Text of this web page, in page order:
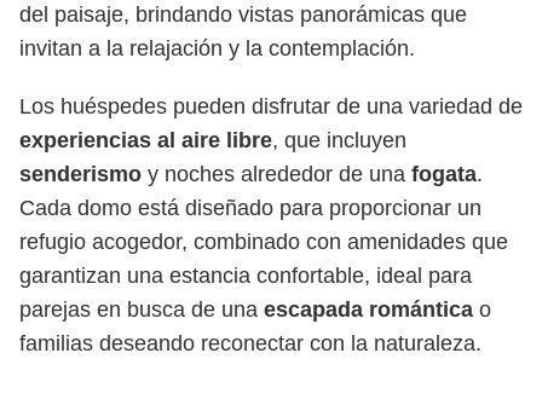
del paisaje, brindando vistas panorámicas que
invitan a la relajación y la contemplación.
Los huéspedes pueden disfrutar de una variedad de
experiencias al aire libre, que incluyen
senderismo y noches alrededor de una fogata.
Cada domo está diseñado para proporcionar un
refugio acogedor, combinado con amenidades que
garantizan una estancia confortable, ideal para
parejas en busca de una escapada romántica o
familias deseando reconectar con la naturaleza.